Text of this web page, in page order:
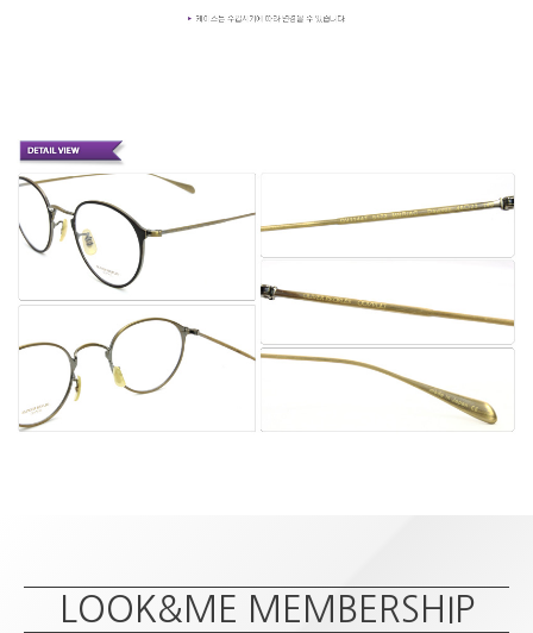
LOOK&ME MEMBERSHIP